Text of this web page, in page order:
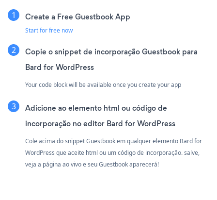
Create a Free Guestbook App
Start for free now
Copie o snippet de incorporação Guestbook para
Bard for WordPress
Your code block will be available once you create your app
Adicione ao elemento html ou código de
incorporação no editor Bard for WordPress
Cole acima do snippet Guestbook em qualquer elemento Bard for
WordPress que aceite html ou um código de incorporação. salve,
veja a página ao vivo e seu Guestbook aparecerá!